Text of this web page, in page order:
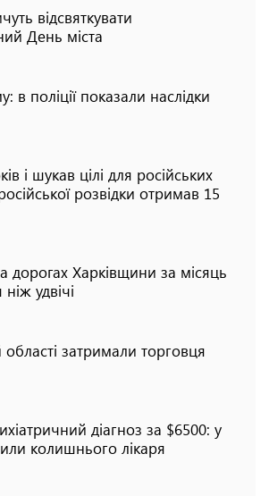
відсвяткувати
День міста
в поліції показали наслідки
і шукав цілі для російських
розвідки отримав 15
дорогах Харківщини за місяць
удвічі
області затримали торговця
діагноз за $6500: у
колишнього лікаря